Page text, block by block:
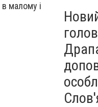
малому і